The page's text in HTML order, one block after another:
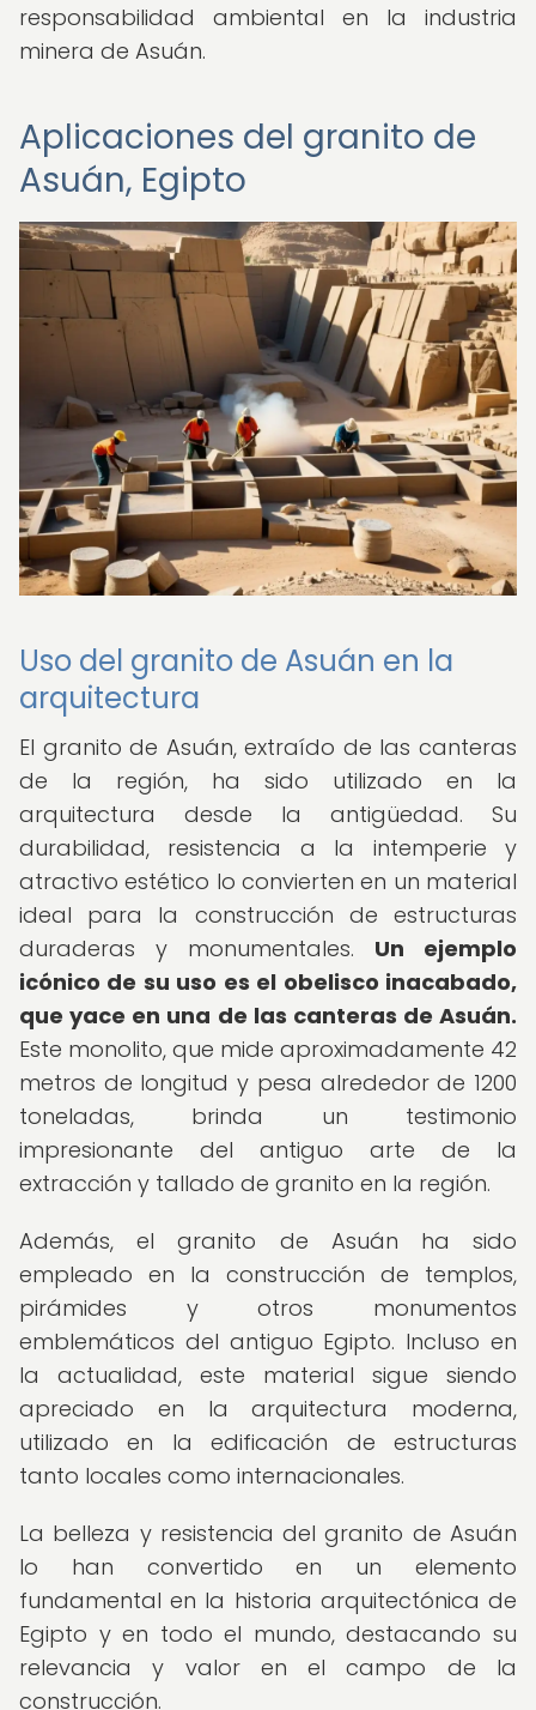
responsabilidad ambiental en la industria
minera de Asuán.
Aplicaciones del granito de
Asuán, Egipto
Uso del granito de Asuán en la
arquitectura
El granito de Asuán, extraído de las canteras
de la región, ha sido utilizado en la
arquitectura desde la antigüedad. Su
durabilidad, resistencia a la intemperie y
atractivo estético lo convierten en un material
ideal para la construcción de estructuras
duraderas y monumentales. Un ejemplo
icónico de su uso es el obelisco inacabado,
que yace en una de las canteras de Asuán.
Este monolito, que mide aproximadamente 42
metros de longitud y pesa alrededor de 1200
toneladas, brinda un testimonio
impresionante del antiguo arte de la
extracción y tallado de granito en la región.
Además, el granito de Asuán ha sido
empleado en la construcción de templos,
pirámides y otros monumentos
emblemáticos del antiguo Egipto. Incluso en
la actualidad, este material sigue siendo
apreciado en la arquitectura moderna,
utilizado en la edificación de estructuras
tanto locales como internacionales.
La belleza y resistencia del granito de Asuán
lo han convertido en un elemento
fundamental en la historia arquitectónica de
Egipto y en todo el mundo, destacando su
relevancia y valor en el campo de la
construcción.